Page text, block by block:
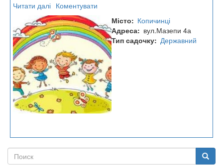
Читати далі про
Дошкільний
навчальний
заклад
(ясла-
садок)
"Барвінок"
Коментувати
Місто
Копичинці
Адреса
вул.Мазепи 4а
Тип садочку Державний
Поиск Поиск